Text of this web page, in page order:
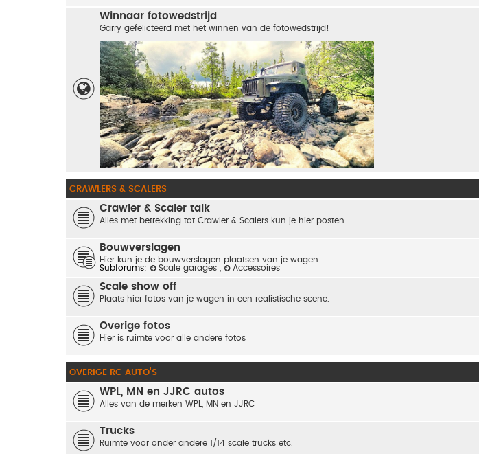
Winnaar fotowedstrijd
Garry gefelicteerd met het winnen van de fotowedstrijd!
CRAWLERS & SCALERS
Crawler & Scaler talk
Alles met betrekking tot Crawler & Scalers kun je hier posten.
Bouwverslagen
Hier kun je de bouwverslagen plaatsen van je wagen.
Subforums:
Scale garages Accessoires
Scale show off
Plaats hier fotos van je wagen in een realistische scene.
Overige fotos
Hier is ruimte voor alle andere fotos
OVERIGE RC AUTO'S
WPL, MN en JJRC autos
Alles van de merken WPL, MN en JJRC
Trucks
Ruimte voor onder andere 1/14 scale trucks etc.